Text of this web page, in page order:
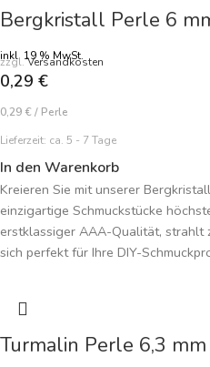
Bergkristall Perle 6
inkl. 19 % MwSt.
zzgl.Versandkosten
0,29 €
0,29 € / Perle
Lieferzeit: ca. 5 - 7 Tage
In den Warenkorb
Kreieren Sie mit unserer
einzigartige Schmuckstücke
erstklassiger AAA-Qualität, strahlt
sich perfekt für Ihre DIY-
Highlight Ihrer Malas und
Preis bezieht sich auf eine einzelne
kosteneffizient und kreativ zu
Turmalin Perle 6,3 mm